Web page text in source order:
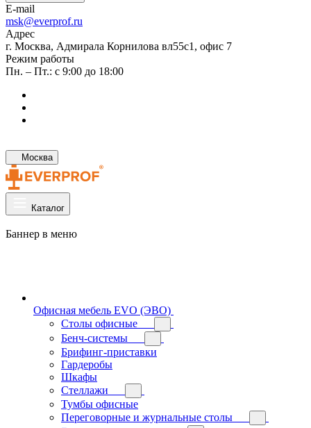
E-mail
msk@everprof.ru
Адрес
г. Москва, Адмирала Корнилова вл55с1, офис 7
Режим работы
Пн. – Пт.: с 9:00 до 18:00
Москва
Каталог
Баннер в меню
Офисная мебель EVO (ЭВО)
Cтолы офисные
Бенч-системы
Брифинг-приставки
Гардеробы
Шкафы
Стеллажи
Тумбы офисные
Переговорные и журнальные столы